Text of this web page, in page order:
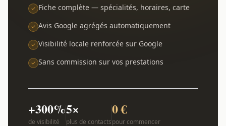
Fiche complète — spécialités, horaires, carte
Avis Google agrégés automatiquement
Visibilité locale renforcée sur Google
Sans commission sur vos prestations
+300%
de visibilité
5×
plus de contacts
0 €
pour commencer